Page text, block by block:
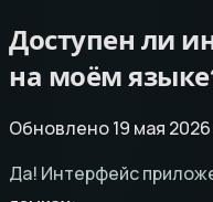
Доступен ли
на моём
Обновлено 19 мая 2026
Да! Интерфейс